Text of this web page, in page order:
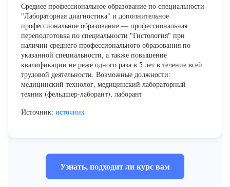
Среднее профессиональное образование по специальности
"Лабораторная диагностика" и дополнительное
профессиональное образование — профессиональная
переподготовка по специальности "Гистология" при
наличии среднего профессионального образования по
указанной специальности, а также повышение
квалификации не реже одного раза в 5 лет в течение всей
трудовой деятельности. Возможные должности:
медицинский технолог, медицинский лабораторный
техник (фельдшер-лаборант), лаборант
Источник: источник
Узнать, подходит ли курс вам